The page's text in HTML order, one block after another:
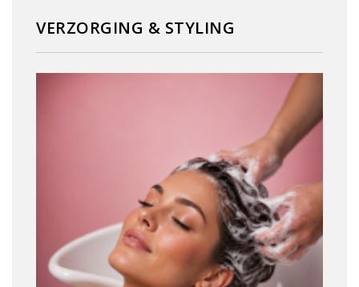
VERZORGING & STYLING